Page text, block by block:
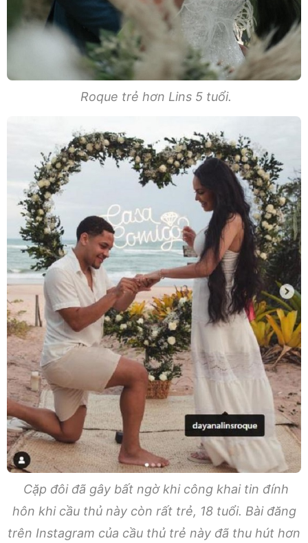
Roque trẻ hơn Lins 5 tuổi.
Cặp đôi đã gây bất ngờ khi công khai tin đính
hôn khi cầu thủ này còn rất trẻ, 18 tuổi. Bài đăng
trên Instagram của cầu thủ trẻ này đã thu hút hơn